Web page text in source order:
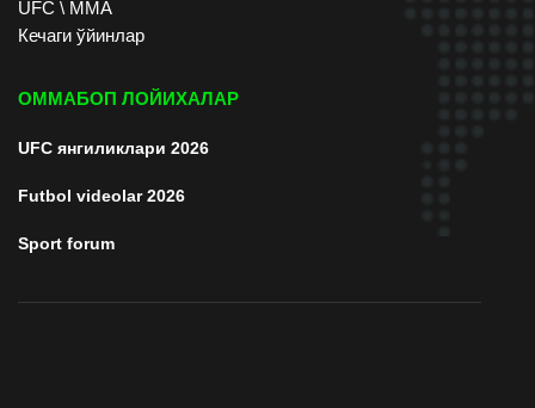
UFC \ ММА
Кечаги ўйинлар
ОММАБОП ЛОЙИХАЛАР
UFC янгиликлари 2026
Futbol videolar 2026
Sport forum